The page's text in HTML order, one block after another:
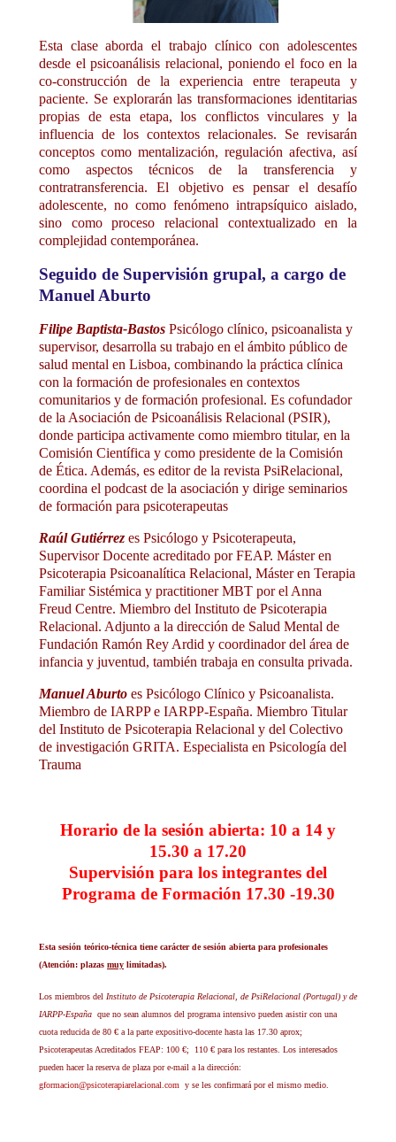
Esta clase aborda el trabajo clínico con adolescentes
desde el psicoanálisis relacional, poniendo el foco en la
co-construcción de la experiencia entre terapeuta y
paciente. Se explorarán las transformaciones identitarias
propias de esta etapa, los conflictos vinculares y la
influencia de los contextos relacionales. Se revisarán
conceptos como mentalización, regulación afectiva, así
como aspectos técnicos de la transferencia y
contratransferencia. El objetivo es pensar el desafío
adolescente, no como fenómeno intrapsíquico aislado,
sino como proceso relacional contextualizado en la
complejidad contemporánea.
Seguido de Supervisión grupal, a cargo de
Manuel Aburto
Filipe Baptista-Bastos Psicólogo clínico, psicoanalista y
supervisor, desarrolla su trabajo en el ámbito público de
salud mental en Lisboa, combinando la práctica clínica
con la formación de profesionales en contextos
comunitarios y de formación profesional. Es cofundador
de la Asociación de Psicoanálisis Relacional (PSIR),
donde participa activamente como miembro titular, en la
Comisión Científica y como presidente de la Comisión
de Ética. Además, es editor de la revista PsiRelacional,
coordina el podcast de la asociación y dirige seminarios
de formación para psicoterapeutas
Raúl Gutiérrez es Psicólogo y Psicoterapeuta,
Supervisor Docente acreditado por FEAP. Máster en
Psicoterapia Psicoanalítica Relacional, Máster en Terapia
Familiar Sistémica y practitioner MBT por el Anna
Freud Centre. Miembro del Instituto de Psicoterapia
Relacional. Adjunto a la dirección de Salud Mental de
Fundación Ramón Rey Ardid y coordinador del área de
infancia y juventud, también trabaja en consulta privada.
Manuel Aburto es Psicólogo Clínico y Psicoanalista.
Miembro de IARPP e IARPP-España. Miembro Titular
del Instituto de Psicoterapia Relacional y del Colectivo
de investigación GRITA. Especialista en Psicología del
Trauma
Horario de la sesión abierta: 10 a 14 y
15.30 a 17.20
Supervisión para los integrantes del
Programa de Formación 17.30 -19.30
Esta sesión teórico-técnica tiene carácter de sesión abierta para profesionales
(Atención: plazas muy limitadas).
Los miembros del Instituto de Psicoterapia Relacional, de PsiRelacional (Portugal) y de
IARPP-España que no sean alumnos del programa intensivo pueden asistir con una
cuota reducida de 80 € a la parte expositivo-docente hasta las 17.30 aprox;
Psicoterapeutas Acreditados FEAP: 100 €; 110 € para los restantes. Los interesados
pueden hacer la reserva de plaza por e-mail a la dirección:
gformacion@psicoterapiarelacional.com y se les confirmará por el mismo medio.